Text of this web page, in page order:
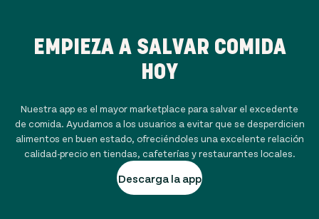
EMPIEZA A SALVAR COMIDA
HOY
Nuestra app es el mayor marketplace para salvar el excedente
de comida. Ayudamos a los usuarios a evitar que se desperdicien
alimentos en buen estado, ofreciéndoles una excelente relación
calidad-precio en tiendas, cafeterías y restaurantes locales.
Descarga la app